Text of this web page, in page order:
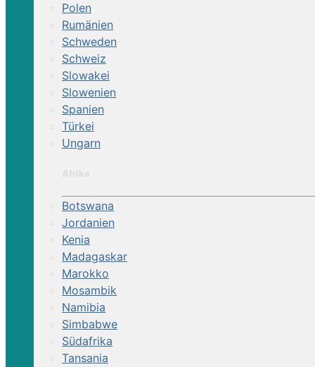
Polen
Rumänien
Schweden
Schweiz
Slowakei
Slowenien
Spanien
Türkei
Ungarn
Botswana
Jordanien
Kenia
Madagaskar
Marokko
Mosambik
Namibia
Simbabwe
Südafrika
Tansania